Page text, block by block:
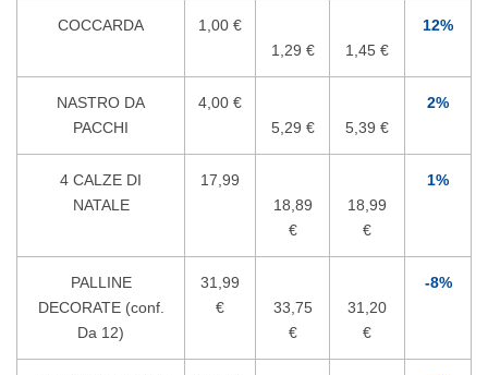
COCCARDA
1,00 €
1,29 €
1,45 €
12%
NASTRO DA
PACCHI
4,00 €
5,29 €
5,39 €
2%
4 CALZE DI
NATALE
17,99
18,89
€
18,99
€
1%
PALLINE
DECORATE (conf.
Da 12)
31,99
€
33,75
€
31,20
€
-8%